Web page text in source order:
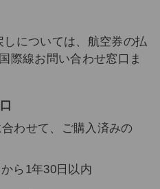
については、航空券の払
際線お問い合わせ窓口ま
わせて、ご購入済みの
ら1年30日以内